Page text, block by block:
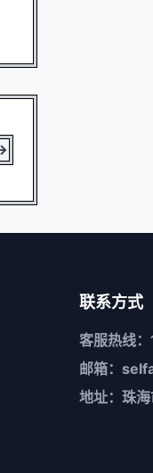
联系方式
客服热线
邮箱：
地址：珠